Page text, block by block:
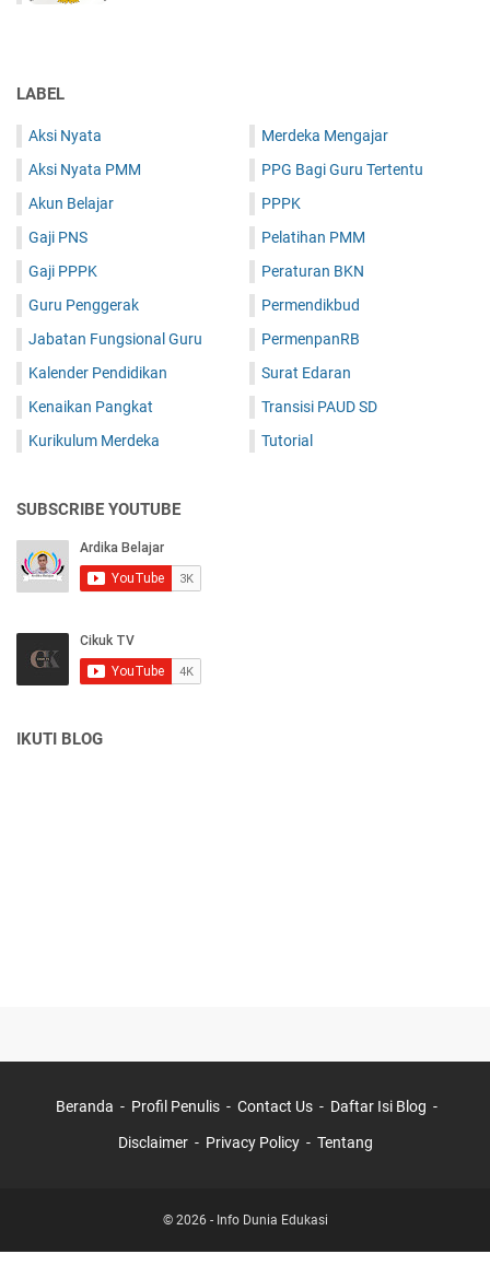
LABEL
Aksi Nyata
Aksi Nyata PMM
Akun Belajar
Gaji PNS
Gaji PPPK
Guru Penggerak
Jabatan Fungsional Guru
Kalender Pendidikan
Kenaikan Pangkat
Kurikulum Merdeka
Merdeka Mengajar
PPG Bagi Guru Tertentu
PPPK
Pelatihan PMM
Peraturan BKN
Permendikbud
PermenpanRB
Surat Edaran
Transisi PAUD SD
Tutorial
SUBSCRIBE YOUTUBE
IKUTI BLOG
Beranda Profil Penulis Contact Us Daftar Isi Blog
Disclaimer Privacy Policy Tentang
© 2026 - Info Dunia Edukasi